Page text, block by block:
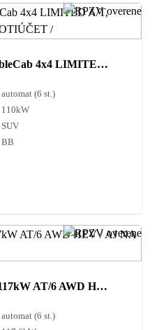
Ford Ranger 2.2 TDCi DoubleCab 4x4 LIMITED A/T, 110kW / AJ NA SPLÁTKY / PROTIÚČET /
automat (6 st.)
110kW
SUV
BB
Kia Sorento Platinum 2024 117kW AT/6 AWD HEV / AJ NA SPLÁTKY / PROTIÚČET
automat (6 st.)